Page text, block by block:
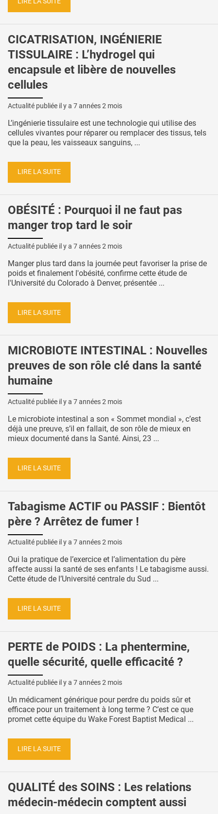
CICATRISATION, INGÉNIERIE
TISSULAIRE : L’hydrogel qui
encapsule et libère de nouvelles
cellules
Actualité publiée il y a 7 années 2 mois
L’ingénierie tissulaire est une technologie qui utilise des
cellules vivantes pour réparer ou remplacer des tissus, tels
que la peau, les vaisseaux sanguins, ...
LIRE LA SUITE
OBÉSITÉ : Pourquoi il ne faut pas
manger trop tard le soir
Actualité publiée il y a 7 années 2 mois
Manger plus tard dans la journée peut favoriser la prise de
poids et finalement l'obésité, confirme cette étude de
l'Université du Colorado à Denver, présentée ...
LIRE LA SUITE
MICROBIOTE INTESTINAL : Nouvelles
preuves de son rôle clé dans la santé
humaine
Actualité publiée il y a 7 années 2 mois
Le microbiote intestinal a son « Sommet mondial », c’est
déjà une preuve, s’il en fallait, de son rôle de mieux en
mieux documenté dans la Santé. Ainsi, 23 ...
LIRE LA SUITE
Tabagisme ACTIF ou PASSIF : Bientôt
père ? Arrêtez de fumer !
Actualité publiée il y a 7 années 2 mois
Oui la pratique de l’exercice et l’alimentation du père
affecte aussi la santé de ses enfants ! Le tabagisme aussi.
Cette étude de l’Université centrale du Sud ...
LIRE LA SUITE
PERTE de POIDS : La phentermine,
quelle sécurité, quelle efficacité ?
Actualité publiée il y a 7 années 2 mois
Un médicament générique pour perdre du poids sûr et
efficace pour un traitement à long terme ? C’est ce que
promet cette équipe du Wake Forest Baptist Medical ...
LIRE LA SUITE
QUALITÉ des SOINS : Les relations
médecin-médecin comptent aussi